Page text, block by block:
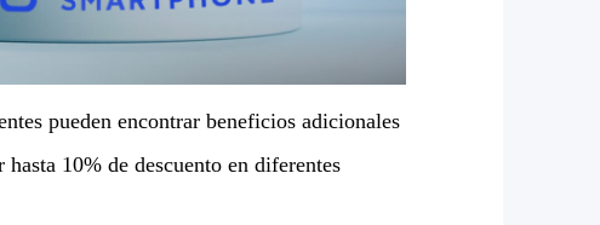
pueden encontrar beneficios adicionales
10% de descuento en diferentes